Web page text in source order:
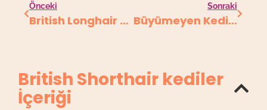
Önceki
British Longhair Kediler
Sonraki
Büyümeyen Kedi: Küçük Boyutlu Kediler
British Shorthair kediler
İçeriği